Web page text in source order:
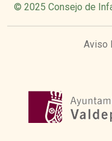
© 2025 Consejo de
Aviso